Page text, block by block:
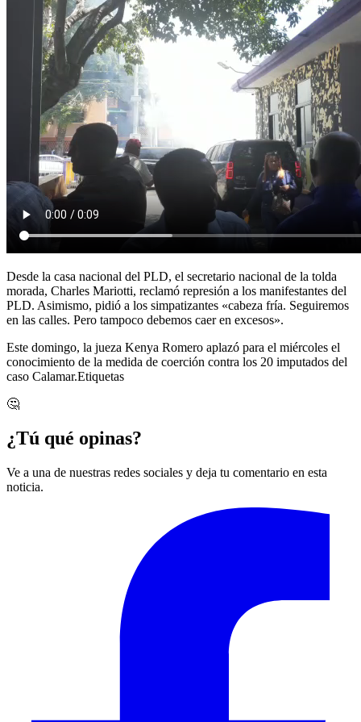
Desde la casa nacional del PLD, el secretario nacional de la tolda
morada, Charles Mariotti, reclamó represión a los manifestantes del
PLD. Asimismo, pidió a los simpatizantes «cabeza fría. Seguiremos
en las calles. Pero tampoco debemos caer en excesos».
Este domingo, la jueza Kenya Romero aplazó para el miércoles el
conocimiento de la medida de coerción contra los 20 imputados del
caso Calamar.Etiquetas
🤔
¿Tú qué opinas?
Ve a una de nuestras redes sociales y deja tu comentario en esta
noticia.